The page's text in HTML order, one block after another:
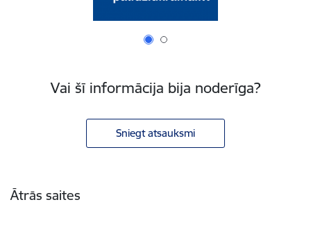
Vai šī informācija bija noderīga?
Sniegt atsauksmi
Ātrās saites